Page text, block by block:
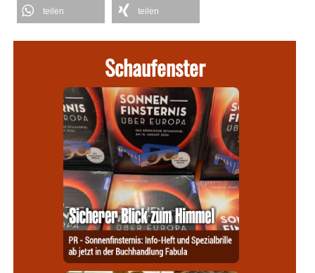
teilen teilen
Schaufenster